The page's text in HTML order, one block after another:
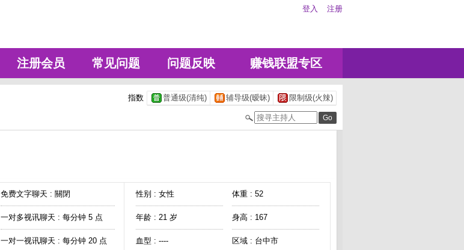
登入 注册
注册会员 常见问题 问题反映 赚钱联盟专区
指数 普通级(清纯) 辅导级(暧昧) 限制级(火辣)
免费文字聊天 : 關閉
一对多视讯聊天 : 每分钟 5 点
一对一视讯聊天 : 每分钟 20 点
性别 : 女性 体重 : 52
年龄 : 21 岁 身高 : 167
血型 : ---- 区域 : 台中市